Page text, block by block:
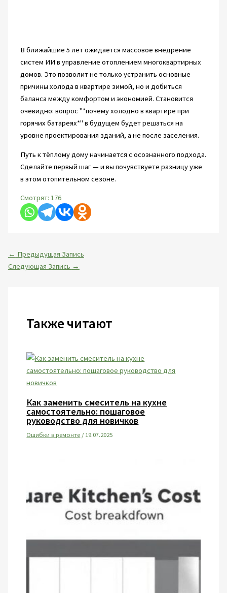
В ближайшие 5 лет ожидается массовое внедрение
систем ИИ в управление отоплением многоквартирных
домов. Это позволит не только устранить основные
причины холода в квартире зимой, но и добиться
баланса между комфортом и экономией. Становится
очевидно: вопрос "*почему холодно в квартире при
горячих батареях*" в будущем будет решаться на
уровне проектирования зданий, а не после заселения.
Путь к тёплому дому начинается с осознанного подхода.
Сделайте первый шаг — и вы почувствуете разницу уже
в этом отопительном сезоне.
Смотрят: 176
← Предыдущая Запись
Следующая Запись →
Также читают
Как заменить смеситель на кухне
самостоятельно: пошаговое
руководство для новичков
Ошибки в ремонте /19.07.2025